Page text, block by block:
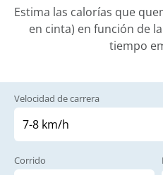
Estima las calorías que
en cinta) en función de
tiempo
Velocidad de carrera
Corrido